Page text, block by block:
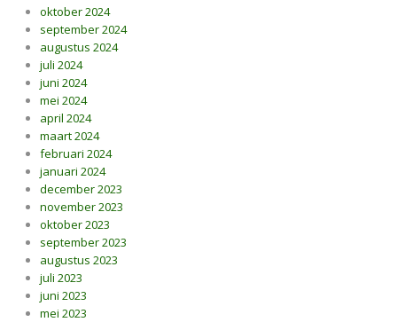
oktober 2024
september 2024
augustus 2024
juli 2024
juni 2024
mei 2024
april 2024
maart 2024
februari 2024
januari 2024
december 2023
november 2023
oktober 2023
september 2023
augustus 2023
juli 2023
juni 2023
mei 2023